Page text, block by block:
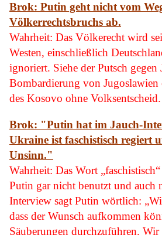
Brok: Putin geht nicht vom
Völkerrechtsbruchs ab.
Wahrheit: Das Völkerecht wird
Westen, einschließlich
ignoriert. Siehe der Putsch gegen
Bombardierung von Jugoslawien
des Kosovo ohne Volksentscheid.
Brok: "Putin hat im Jauch-
Ukraine ist faschistisch regiert
Unsinn."
Wahrheit: Das Wort
Putin gar nicht benutzt und auch
Interview sagt Putin wörtlich:
dass der Wunsch aufkommen
Säuberungen durchzuführen. Wir